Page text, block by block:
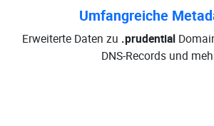
Umfangreiche
Erweiterte Daten zu .prudential
DNS-Records und